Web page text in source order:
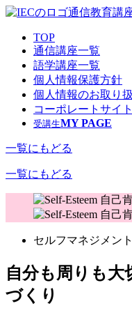
通信教育講
TOP
通信講座一覧
語学講座一覧
個人情報保護方針
個人情報のお取り
コーポレートサイト
受講生MY PAGE
一覧にもどる
一覧にもどる
セルフマネジメント
自分も周りも大
づくり